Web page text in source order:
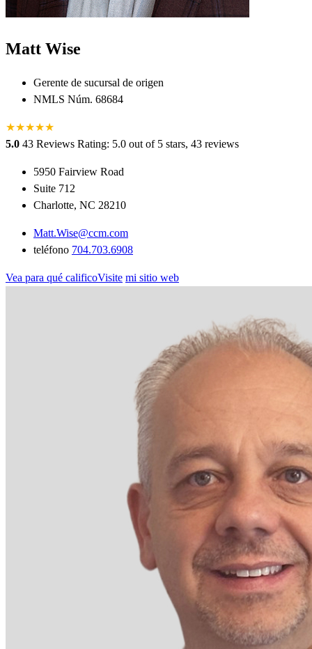
Matt Wise
Gerente de sucursal de origen
NMLS Núm. 68684
★★★★★
5.0 43 Reviews Rating: 5.0 out of 5 stars, 43 reviews
5950 Fairview Road
Suite 712
Charlotte, NC 28210
Matt.Wise@ccm.com
teléfono 704.703.6908
Vea para qué calificoVisite mi sitio web